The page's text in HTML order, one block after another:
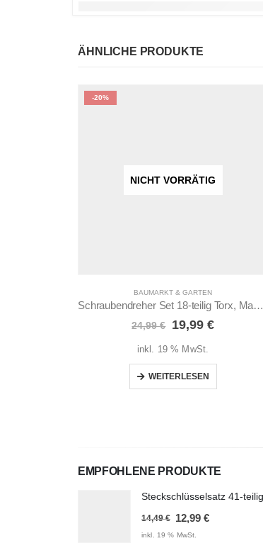
ÄHNLICHE PRODUKTE
-20%
NICHT VORRÄTIG
BAUMARKT & GARTEN
Schraubendreher Set 18-teilig Torx, Magnetisch
24,99€ Ursprünglicher
war:
24,99 €
19,99 €Aktueller
19,99 €.
inkl. 19 % MwSt.
WEITERLESEN
EMPFOHLENE PRODUKTE
14,49€ Ursprünglicher
Preis
12,99 €Aktueller
inkl. 19 % MwSt.